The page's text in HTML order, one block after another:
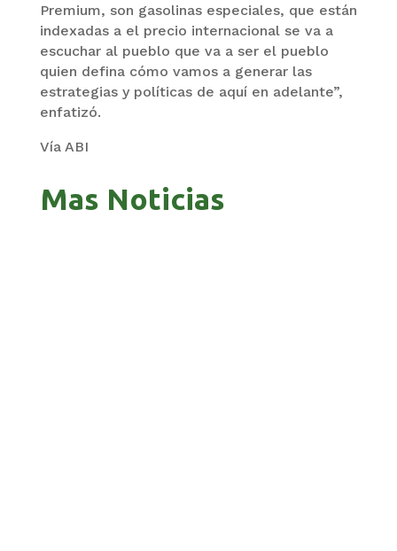
Premium, son gasolinas especiales, que están
indexadas a el precio internacional se va a
escuchar al pueblo que va a ser el pueblo
quien defina cómo vamos a generar las
estrategias y políticas de aquí en adelante”,
enfatizó.
Vía ABI
Mas Noticias